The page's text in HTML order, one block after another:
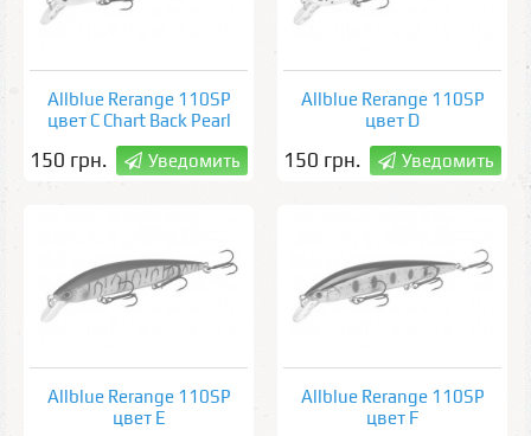
Allblue Rerange 110SP
цвет C Chart Back Pearl
150 грн. Уведомить
Allblue Rerange 110SP
цвет D
150 грн. Уведомить
Allblue Rerange 110SP
цвет E
Allblue Rerange 110SP
цвет F